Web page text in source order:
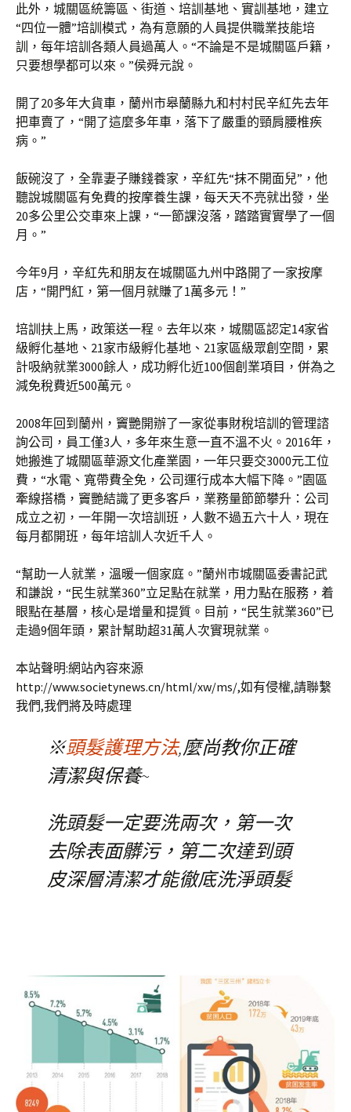
此外，城關區統籌區、街道、培訓基地、實訓基地，建立
“四位一體”培訓模式，為有意願的人員提供職業技能培
訓，每年培訓各類人員過萬人。“不論是不是城關區戶籍，
只要想學都可以來。”侯舜元說。
開了20多年大貨車，蘭州市皋蘭縣九和村村民辛紅先去年
把車賣了，“開了這麼多年車，落下了嚴重的頸肩腰椎疾
病。”
飯碗沒了，全靠妻子賺錢養家，辛紅先“抹不開面兒”，他
聽說城關區有免費的按摩養生課，每天天不亮就出發，坐
20多公里公交車來上課，“一節課沒落，踏踏實實學了一個
月。”
今年9月，辛紅先和朋友在城關區九州中路開了一家按摩
店，“開門紅，第一個月就賺了1萬多元！”
培訓扶上馬，政策送一程。去年以來，城關區認定14家省
級孵化基地、21家市級孵化基地、21家區級眾創空間，累
計吸納就業3000餘人，成功孵化近100個創業項目，併為之
減免稅費近500萬元。
2008年回到蘭州，竇艷開辦了一家從事財稅培訓的管理諮
詢公司，員工僅3人，多年來生意一直不溫不火。2016年，
她搬進了城關區華源文化產業園，一年只要交3000元工位
費，“水電、寬帶費全免，公司運行成本大幅下降。”園區
牽線搭橋，竇艷結識了更多客戶，業務量節節攀升：公司
成立之初，一年開一次培訓班，人數不過五六十人，現在
每月都開班，每年培訓人次近千人。
“幫助一人就業，溫暖一個家庭。”蘭州市城關區委書記武
和謙說，“民生就業360”立足點在就業，用力點在服務，着
眼點在基層，核心是增量和提質。目前，“民生就業360”已
走過9個年頭，累計幫助超31萬人次實現就業。
本站聲明:網站內容來源
http://www.societynews.cn/html/xw/ms/,如有侵權,請聯繫
我們,我們將及時處理
※頭髮護理方法,麼尚教你正確
清潔與保養~
洗頭髮一定要洗兩次，第一次
去除表面髒污，第二次達到頭
皮深層清潔才能徹底洗淨頭髮